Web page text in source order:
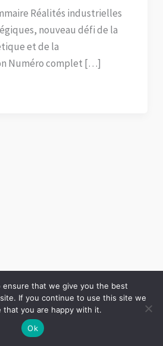
Réalités industrielles
nouveau défi de la
et de la
Numéro complet […]
DES MINES | Powered by Thème WordPress Astra
ensure that we give you the best
If you continue to use this site we
that you are happy with it.
Ok